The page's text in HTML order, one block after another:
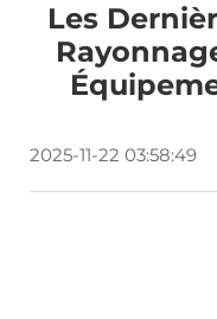
Les
2025-11-22 03:58:49